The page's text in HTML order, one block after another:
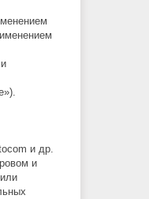
и др.
и